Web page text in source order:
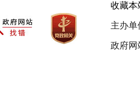
收藏本
主办
政府网